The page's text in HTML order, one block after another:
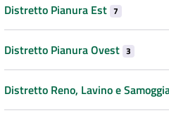
Distretto Pianura Est 7
Distretto Pianura Ovest 3
Distretto Reno, Lavino e